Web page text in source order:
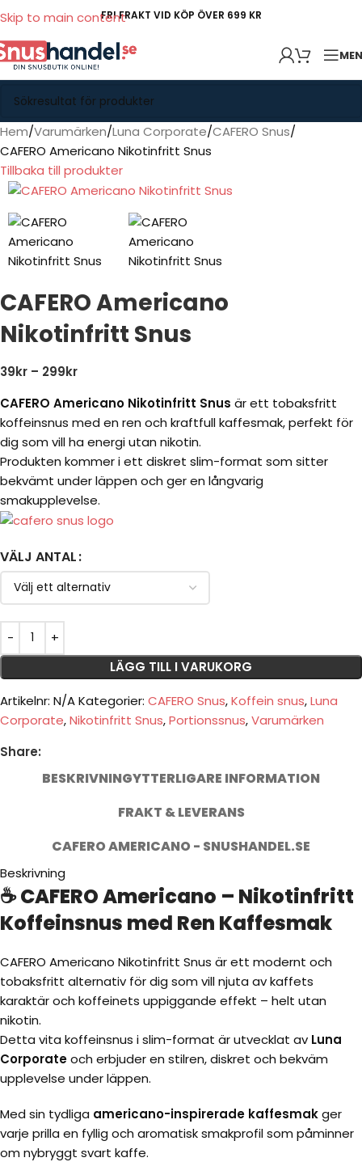
Skip to main contentFRI FRAKT VID KÖP ÖVER 699 KR
Hem Varumärken Luna Corporate CAFERO Snus
CAFERO Americano Nikotinfritt Snus
Tillbaka till produkter
CAFERO Americano
Nikotinfritt Snus
39kr – 299kr
CAFERO Americano Nikotinfritt Snus är ett tobaksfritt
koffeinsnus med en ren och kraftfull kaffesmak, perfekt för
dig som vill ha energi utan nikotin.
Produkten kommer i ett diskret slim-format som sitter
bekvämt under läppen och ger en långvarig
smakupplevelse.
VÄLJ ANTAL
LÄGG TILL I VARUKORG
Artikelnr: N/AKategorier: CAFERO Snus,Koffein snus,Luna
Corporate,Nikotinfritt Snus,Portionssnus,Varumärken
Share:
BESKRIVNINGYTTERLIGARE INFORMATION
FRAKT & LEVERANS
CAFERO AMERICANO - SNUSHANDEL.SE
Beskrivning
☕ CAFERO Americano – Nikotinfritt
Koffeinsnus med Ren Kaffesmak
CAFERO Americano Nikotinfritt Snus är ett modernt och
tobaksfritt alternativ för dig som vill njuta av kaffets
karaktär och koffeinets uppiggande effekt – helt utan
nikotin.
Detta vita koffeinsnus i slim-format är utvecklat av Luna
Corporateoch erbjuder en stilren, diskret och bekväm
upplevelse under läppen.
Med sin tydliga americano-inspirerade kaffesmakger
varje prilla en fyllig och aromatisk smakprofil som påminner
om nybryggt svart kaffe.